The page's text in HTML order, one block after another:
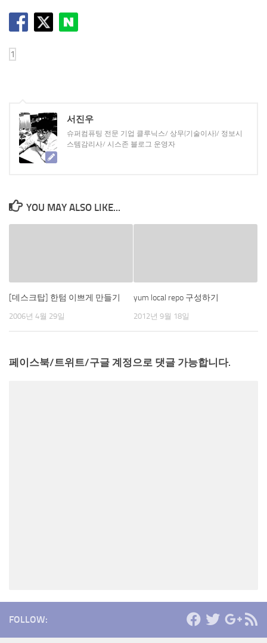
서진우
슈퍼컴퓨팅 전문 기업 클루닉스/ 상무(기술이사)/ 정보시
스템감리사/ 시스존 블로그 운영자
YOU MAY ALSO LIKE...
[데스크탑] 한텀 이쁘게 만들기
2006년 4월 29일
yum local repo 구성하기
2012년 9월 18일
페이스북/트위트/구글 계정으로 댓글 가능합니다.
FOLLOW: